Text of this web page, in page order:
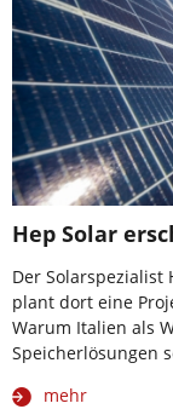
Hep Solar
Der Solarspezialist
plant dort eine
Warum Italien als
Speicherlösungen
mehr